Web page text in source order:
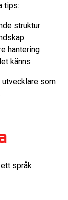
tips:
struktur
hantering
känns
utvecklare som
språk